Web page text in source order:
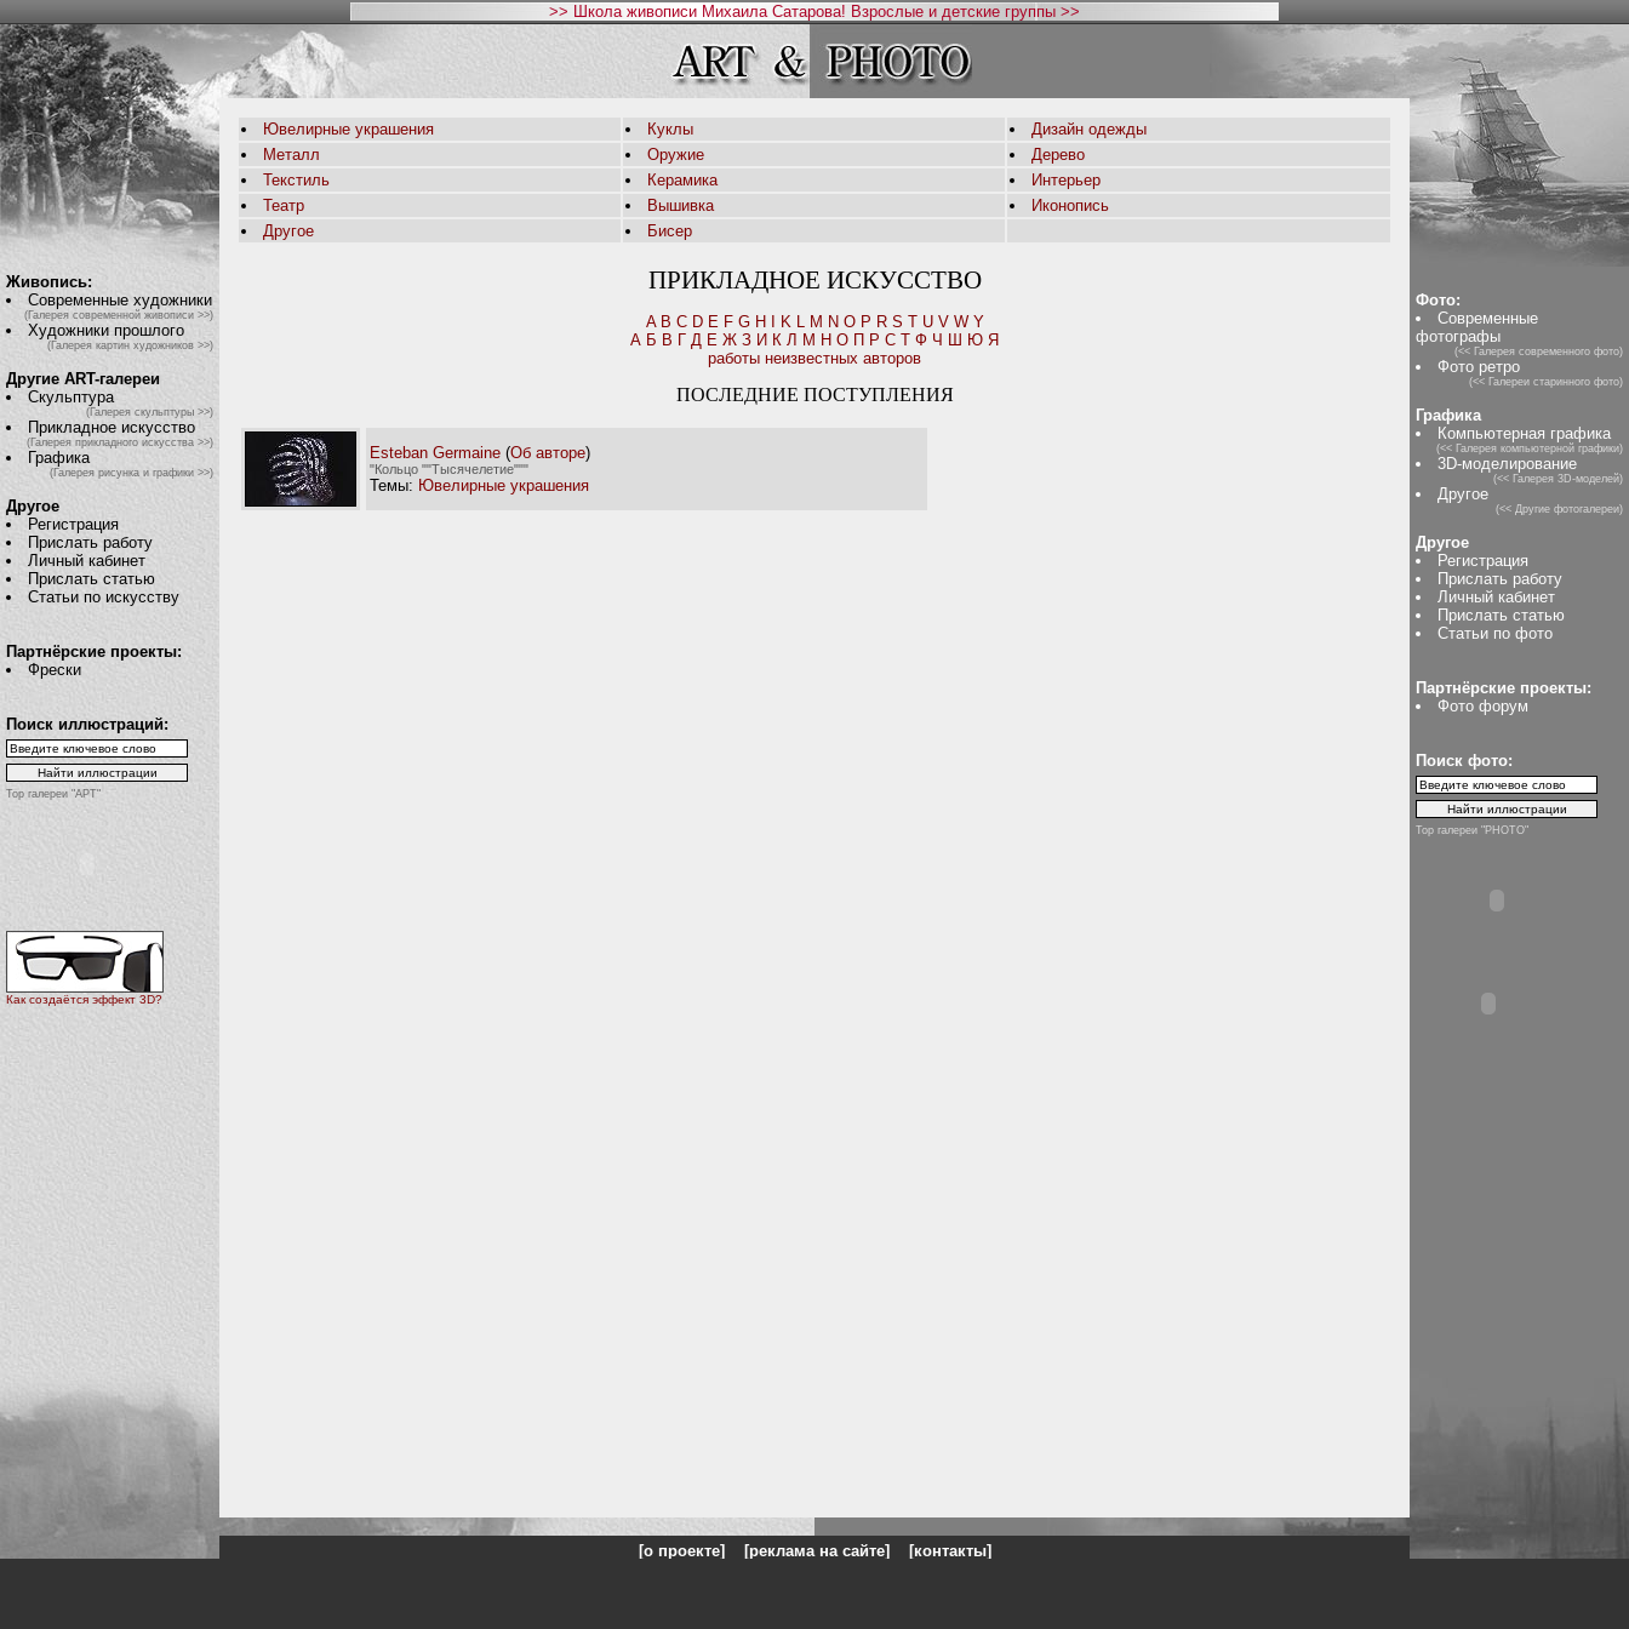
>> Школа живописи Михаила Сатарова! Взрослые и детские группы >>
Живопись:
Современные художники
(Галерея современной живописи >>)
Художники прошлого
(Галерея картин художников >>)
Другие ART-галереи
Скульптура
(Галерея скульптуры >>)
Прикладное искусство
(Галерея прикладного искусства >>)
Графика
(Галерея рисунка и графики >>)
Другое
Регистрация
Прислать работу
Личный кабинет
Прислать статью
Статьи по искусству
Партнёрские проекты:
Фрески
Поиск иллюстраций:
Top галереи "АРТ"
Как создаётся эффект 3D?
Ювелирные украшения Куклы
Дизайн одежды
Металл
Оружие
Дерево
Текстиль
Керамика
Интерьер
Театр
Вышивка
Иконопись
Другое
Бисер
ПРИКЛАДНОЕ ИСКУССТВО
A B C D E F G H K L M N O P R S T U V W Y
А Б В Г Д Е Ж З И К Л М Н О П Р С Т Ф Ч Ш Ю Я
работы неизвестных авторов
ПОСЛЕДНИЕ ПОСТУПЛЕНИЯ
Esteban Germaine (Об авторе)
"Кольцо ""Тысячелетие"""
Темы: Ювелирные украшения
Фото:
Современные
фотографы
(<< Галерея современного фото)
Фото ретро
(<< Галереи старинного фото)
Графика
Компьютерная графика
(<< Галерея компьютерной графики)
3D-моделирование
(<< Галерея 3D-моделей)
Другое
(<< Другие фотогалереи)
Другое
Регистрация
Прислать работу
Личный кабинет
Прислать статью
Статьи по фото
Партнёрские проекты:
Фото форум
Поиск фото:
Top галереи "PHOTO"
[о проекте] [реклама на сайте] [контакты]